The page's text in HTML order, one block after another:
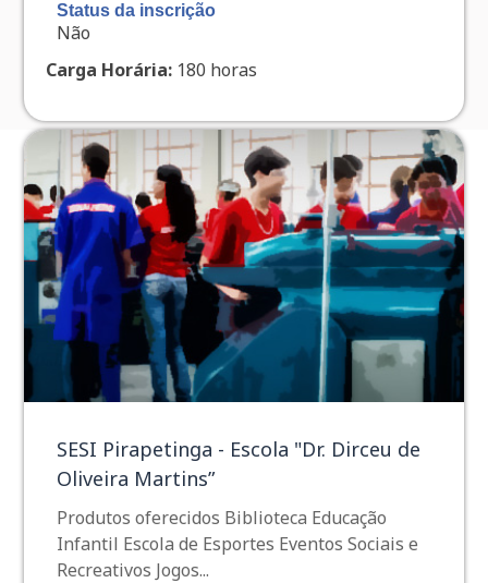
Status da inscrição
Não
Carga Horária: 180 horas
SESI Pirapetinga - Escola "Dr. Dirceu de
Oliveira Martins”
Produtos oferecidos Biblioteca Educação
Infantil Escola de Esportes Eventos Sociais e
Recreativos Jogos...